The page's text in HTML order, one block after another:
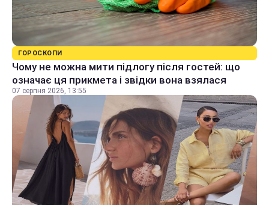
ГОРОСКОПИ
Чому не можна мити підлогу після гостей: що
означає ця прикмета і звідки вона взялася
07 серпня 2026, 13:55